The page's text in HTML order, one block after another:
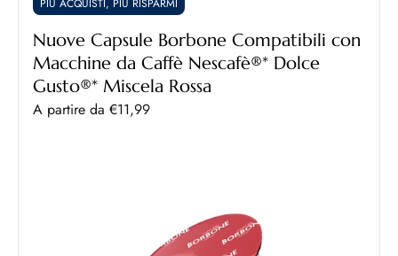
PIÙ ACQUISTI, PIÙ RISPARMI
Nuove Capsule Borbone Compatibili con
Macchine da Caffè Nescafè®* Dolce
Gusto®* Miscela Rossa
Prezzo scontato
A partire da €11,99